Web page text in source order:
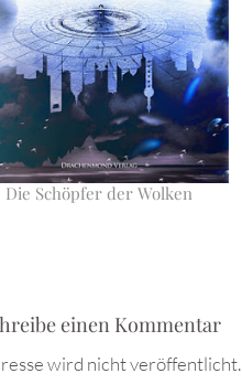
Die Schöpfer der Wolken
einen Kommentar
wird nicht veröffentlicht.